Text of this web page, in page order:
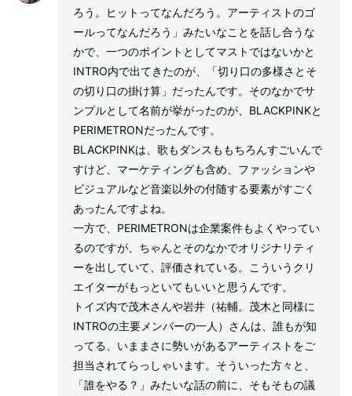
ろう。ヒットってなんだろう。アーティストのゴ
ールってなんだろう」みたいなことを話し合うな
かで、一つのポイントとしてマストではないかと
INTRO内で出てきたのが、「切り口の多様さとそ
の切り口の掛け算」だったんです。そのなかでサ
ンプルとして名前が挙がったのが、BLACKPINKと
PERIMETRONだったんです。
BLACKPINKは、歌もダンスももちろんすごいんで
すけど、マーケティングも含め、ファッションや
ビジュアルなど音楽以外の付随する要素がすごく
あったんですよね。
一方で、PERIMETRONは企業案件もよくやってい
るのですが、ちゃんとそのなかでオリジナリティ
ーを出していて、評価されている。こういうクリ
エイターがもっといてもいいと思うんです。
トイズ内で茂木さんや岩井（祐輔。茂木と同様に
INTROの主要メンバーの一人）さんは、誰もが知
ってる、いままさに勢いがあるアーティストをご
担当されてらっしゃいます。そういった方々と、
「誰をやる？」みたいな話の前に、そもそもの議